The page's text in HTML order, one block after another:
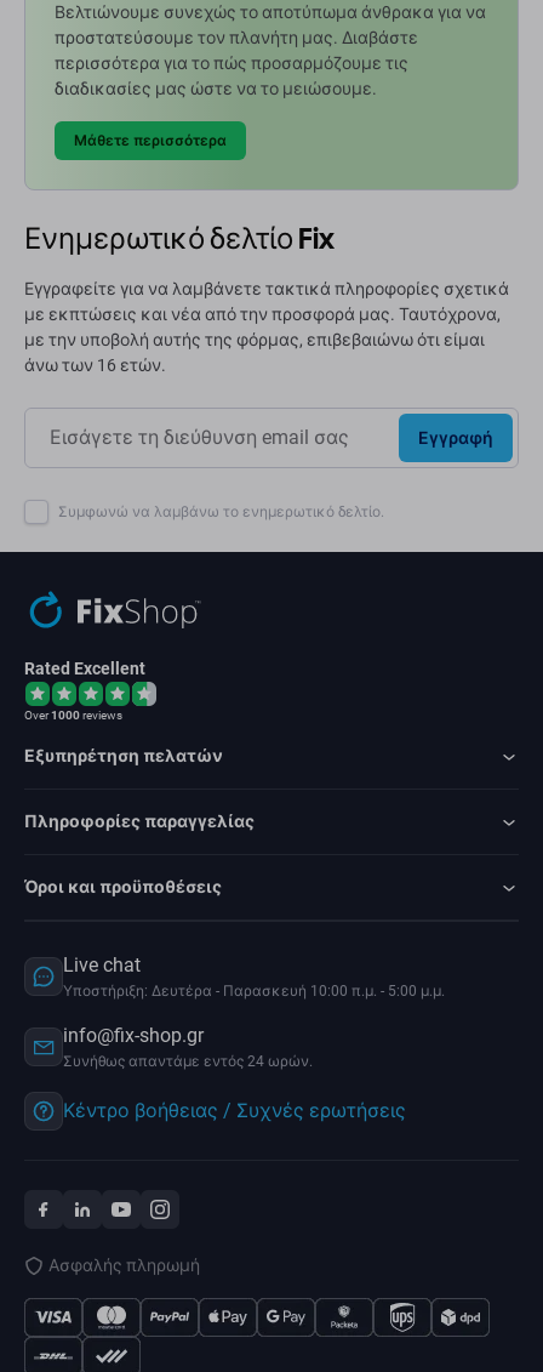
Βελτιώνουμε συνεχώς το αποτύπωμα άνθρακα για να
προστατεύσουμε τον πλανήτη μας. Διαβάστε
περισσότερα για το πώς προσαρμόζουμε τις
διαδικασίες μας ώστε να το μειώσουμε.
Μάθετε περισσότερα
Ενημερωτικό δελτίο Fix
Εγγραφείτε για να λαμβάνετε τακτικά πληροφορίες σχετικά
με εκπτώσεις και νέα από την προσφορά μας. Ταυτόχρονα,
με την υποβολή αυτής της φόρμας, επιβεβαιώνω ότι είμαι
άνω των 16 ετών.
Εγγραφή
Συμφωνώ να λαμβάνω το ενημερωτικό δελτίο.
Rated Excellent
Over1000reviews
Εξυπηρέτηση πελατών
Πληροφορίες παραγγελίας
Όροι και προϋποθέσεις
Live chat
Υποστήριξη: Δευτέρα - Παρασκευή 10:00 π.μ. - 5:00 μ.μ.
info@fix-shop.gr
Συνήθως απαντάμε εντός 24 ωρών.
Κέντρο βοήθειας / Συχνές ερωτήσεις
Ασφαλής πληρωμή